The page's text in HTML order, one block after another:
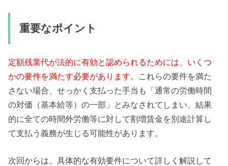
重要なポイント
定額残業代が法的に有効と認められるためには、いくつ
かの要件を満たす必要があります。これらの要件を満た
さない場合、せっかく支払った手当も「通常の労働時間
の対価（基本給等）の一部」とみなされてしまい、結果
的に全ての時間外労働等に対して割増賃金を別途計算し
て支払う義務が生じる可能性があります。
次回からは、具体的な有効要件について詳しく解説して